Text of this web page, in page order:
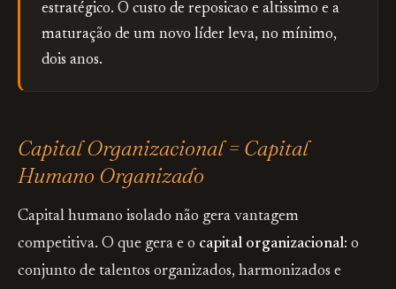
estratégico. O custo de reposicao e altissimo e a
maturação de um novo líder leva, no mínimo,
dois anos.
Capital Organizacional = Capital
Humano Organizado
Capital humano isolado não gera vantagem
competitiva. O que gera e o capital organizacional: o
conjunto de talentos organizados, harmonizados e